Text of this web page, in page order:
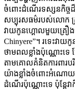
ចំពោះដំណើរទស្សនកិច្ចដ៏
សប្បុរសធម៌របស់លោក ក្រុ
វាយកូនហ្គោលមួយគ្រឿង
Chinyere”។ រទេះវា
ថាមពលខ្លាំងប៉ុណ្ណោះទ
តាមគោលគំនិតការពារបរិ
យ៉ាងខ្លាំងចំពោះអំណោយន
ដំណើរប៉ុណ្ណោះទេ ប៉ុន្តែវ